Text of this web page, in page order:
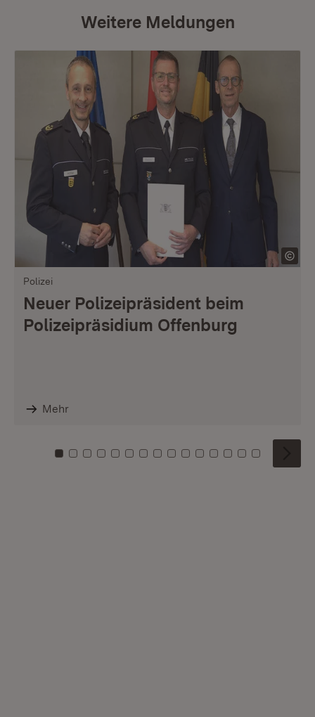
Weitere Meldungen
Polizei
Neuer Polizeipräsident beim
Polizeipräsidium Offenburg
Mehr
Zu Kachel: 0
Zu Kachel: 1
Zu Kachel: 2
Zu Kachel: 3
Zu Kachel: 4
Zu Kachel: 5
Zu Kachel: 6
Zu Kachel: 7
Zu Kachel: 8
Zu Kachel: 9
Zu Kachel: 10
Zu Kachel: 11
Zu Kachel: 12
Zu Kachel:
Zu